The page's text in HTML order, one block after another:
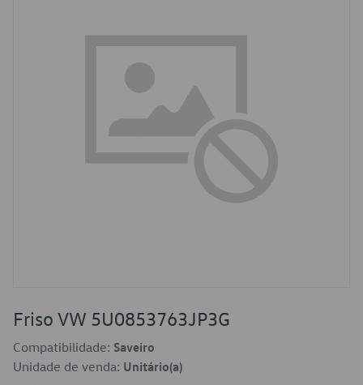
Friso VW 5U0853763JP3G
Compatibilidade: Saveiro
Unidade de venda: Unitário(a)